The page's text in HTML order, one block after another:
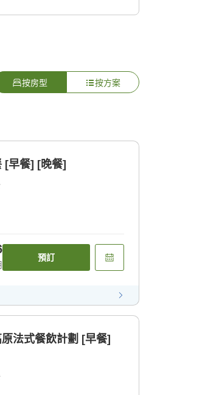
按房型 按方案
[早餐] [晚餐]
預訂
法式餐飲計劃 [早餐]